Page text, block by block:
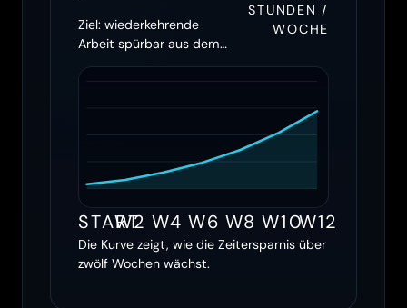
Ziel: wiederkehrende
Arbeit spürbar aus dem
STUNDEN /
WOCHE
START
W2 W4 W6 W8 W10W12
Die Kurve zeigt, wie die Zeitersparnis über
zwölf Wochen wächst.